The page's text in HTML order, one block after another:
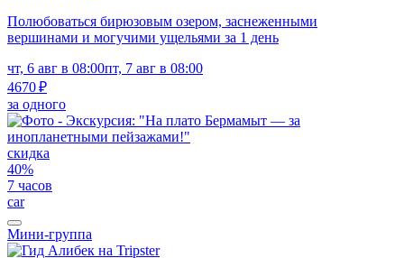
Полюбоваться бирюзовым озером, заснеженными
вершинами и могучими ущельями за 1 день
чт, 6 авг в 08:00пт, 7 авг в 08:00
4670 ₽
за одного
скидка
40%
7 часов
car
Мини-группа